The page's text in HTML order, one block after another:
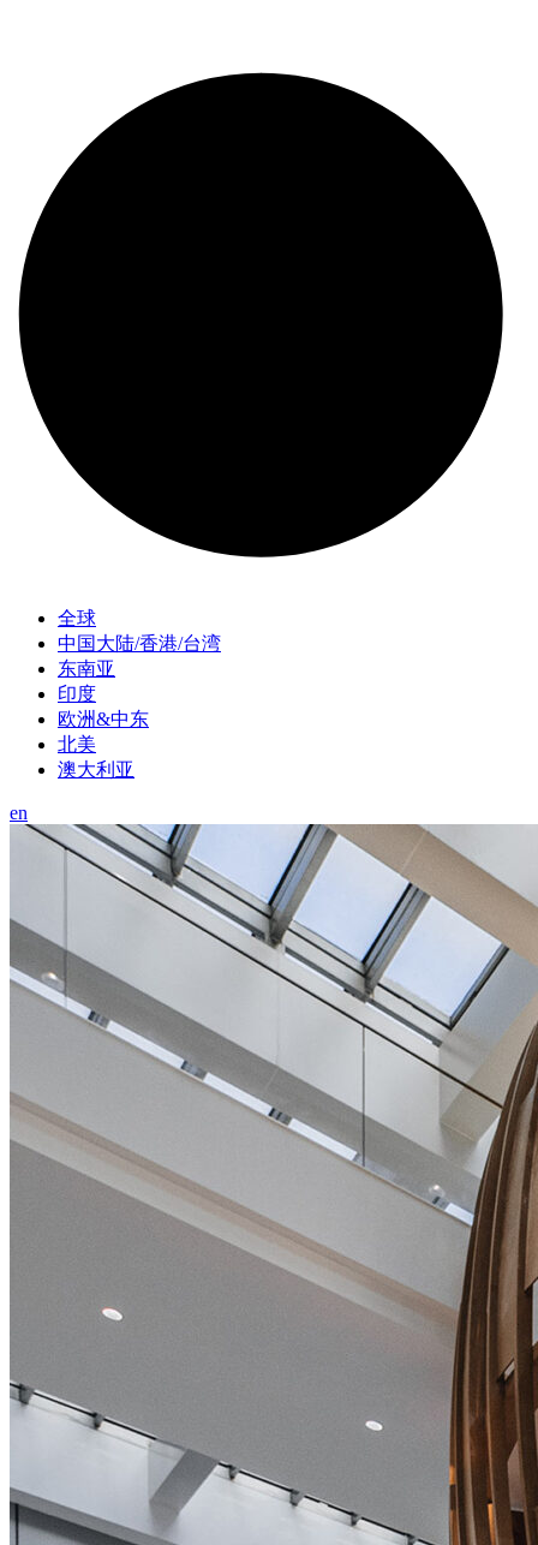
全球
中国大陆/香港/台湾
东南亚
印度
欧洲&中东
北美
澳大利亚
en